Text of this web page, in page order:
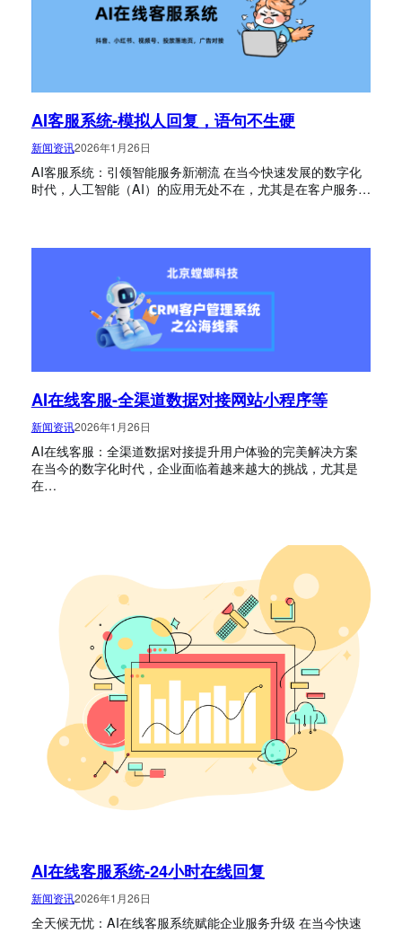
AI客服系统-模拟人回复，语句不生硬
新闻资讯2026年1月26日
AI客服系统：引领智能服务新潮流 在当今快速发展的数字化
时代，人工智能（AI）的应用无处不在，尤其是在客户服务…
AI在线客服-全渠道数据对接网站小程序等
新闻资讯2026年1月26日
AI在线客服：全渠道数据对接提升用户体验的完美解决方案
在当今的数字化时代，企业面临着越来越大的挑战，尤其是
在…
AI在线客服系统-24小时在线回复
新闻资讯2026年1月26日
全天候无忧：AI在线客服系统赋能企业服务升级 在当今快速